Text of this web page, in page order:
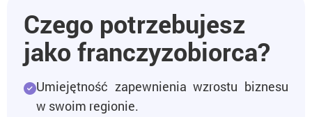
Czego potrzebujesz
jako franczyzobiorca?
Umiejętność zapewnienia wzrostu biznesu
w swoim regionie.